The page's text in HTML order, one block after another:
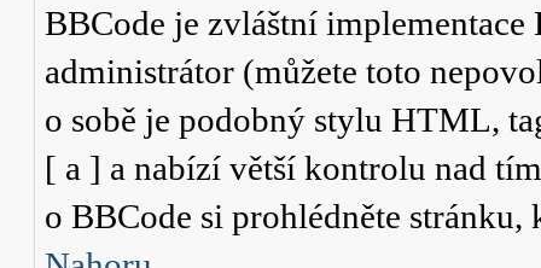
BBCode je zvláštní
administrátor (můžete toto
o sobě je podobný stylu HTML,
[ a ] a nabízí větší kontrolu nad
o BBCode si prohlédněte